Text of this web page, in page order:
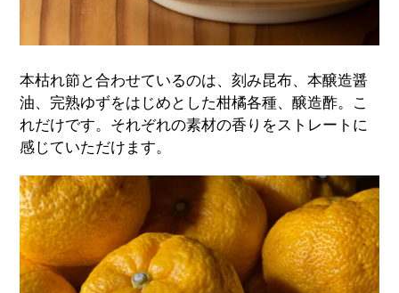
本枯れ節と合わせているのは、刻み昆布、本醸造醤
油、完熟ゆずをはじめとした柑橘各種、醸造酢。こ
れだけです。それぞれの素材の香りをストレートに
感じていただけます。